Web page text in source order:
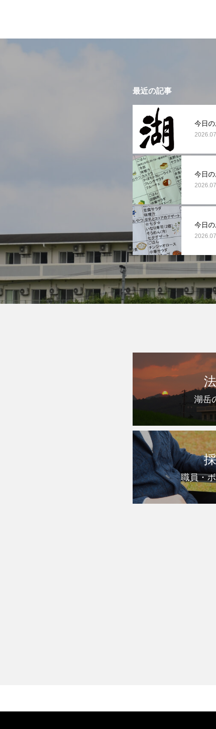
最近の記事
今日の
今日の
今日の
湖岳
職員・